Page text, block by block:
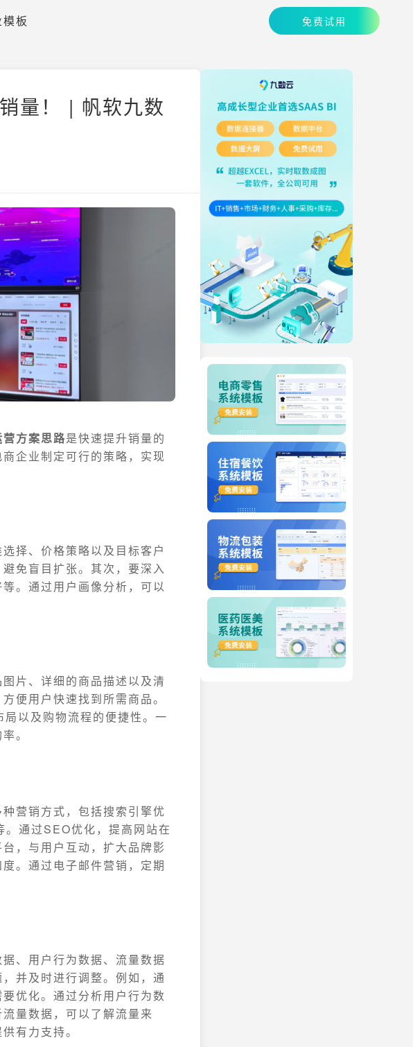
板 免费试用
量！ | 帆软九数
方案思路是快速提升销量的
企业制定可行的策略，实现
择、价格策略以及目标客户
免盲目扩张。其次，要深入
。通过用户画像分析，可以
片、详细的商品描述以及清
便用户快速找到所需商品。
以及购物流程的便捷性。一
。
营销方式，包括搜索引擎优
通过SEO优化，提高网站在
，与用户互动，扩大品牌影
。通过电子邮件营销，定期
、用户行为数据、流量数据
并及时进行调整。例如，通
优化。通过分析用户行为数
量数据，可以了解流量来
有力支持。